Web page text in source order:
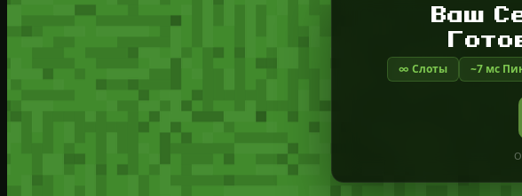
Ваш
∞ Слоты ~7 мс